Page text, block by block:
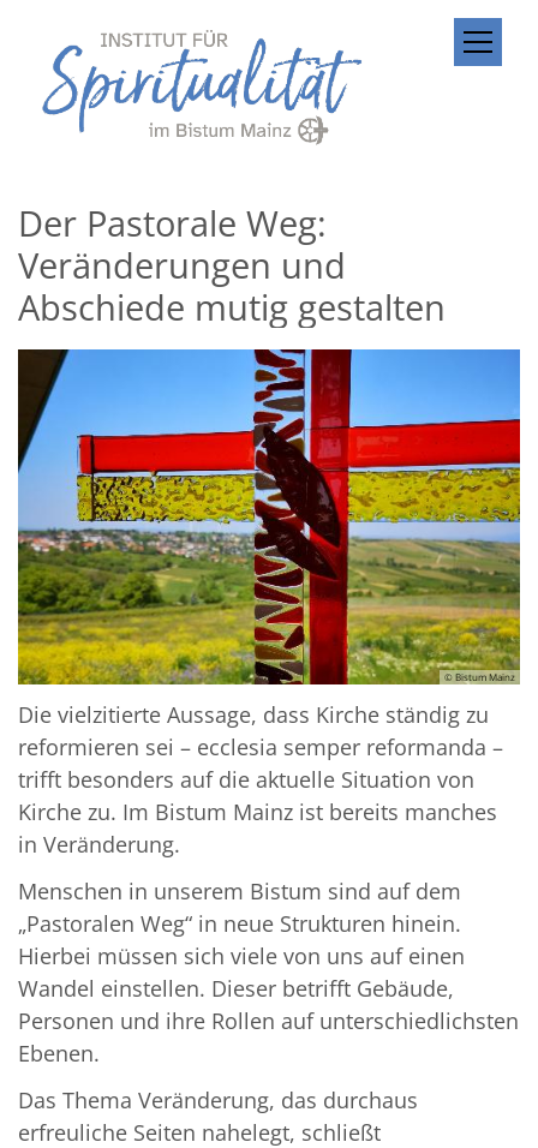
Der Pastorale Weg:
Veränderungen und
Abschiede mutig gestalten
© Bistum Mainz
Die vielzitierte Aussage, dass Kirche ständig zu
reformieren sei – ecclesia semper reformanda –
trifft besonders auf die aktuelle Situation von
Kirche zu. Im Bistum Mainz ist bereits manches
in Veränderung.
Menschen in unserem Bistum sind auf dem
„Pastoralen Weg“ in neue Strukturen hinein.
Hierbei müssen sich viele von uns auf einen
Wandel einstellen. Dieser betrifft Gebäude,
Personen und ihre Rollen auf unterschiedlichsten
Ebenen.
Das Thema Veränderung, das durchaus
erfreuliche Seiten nahelegt, schließt